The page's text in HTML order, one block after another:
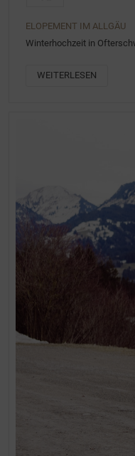
ELOPEMENT IM ALLGÄU
Winterhochzeit in
WEITERLESEN